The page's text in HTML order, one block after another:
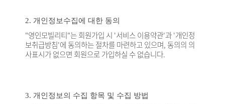
2. 개인정보수집에 대한 동의
"영인모빌리티"는 회원가입 시 '서비스 이용약관'과 '개인정
보취급방침'에 동의하는 절차를 마련하고 있으며, 동의의 의
사표시가 없으면 회원으로 가입하실 수 없습니다.
3. 개인정보의 수집 항목 및 수집 방법